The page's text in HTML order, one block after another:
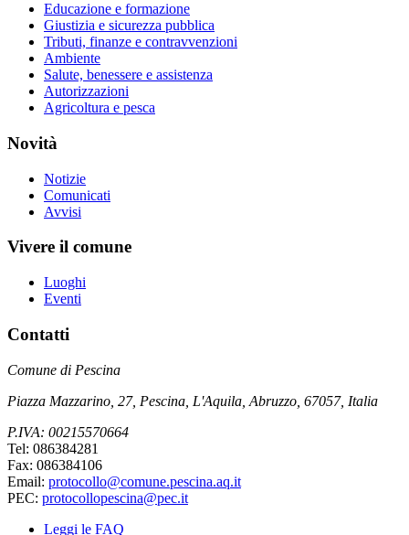
Educazione e formazione
Giustizia e sicurezza pubblica
Tributi, finanze e contravvenzioni
Ambiente
Salute, benessere e assistenza
Autorizzazioni
Agricoltura e pesca
Novità
Notizie
Comunicati
Avvisi
Vivere il comune
Luoghi
Eventi
Contatti
Comune di Pescina
Piazza Mazzarino, 27, Pescina, L'Aquila, Abruzzo, 67057, Italia
P.IVA: 00215570664
Tel: 086384281
Fax: 086384106
Email: protocollo@comune.pescina.aq.it
PEC: protocollopescina@pec.it
Leggi le FAQ